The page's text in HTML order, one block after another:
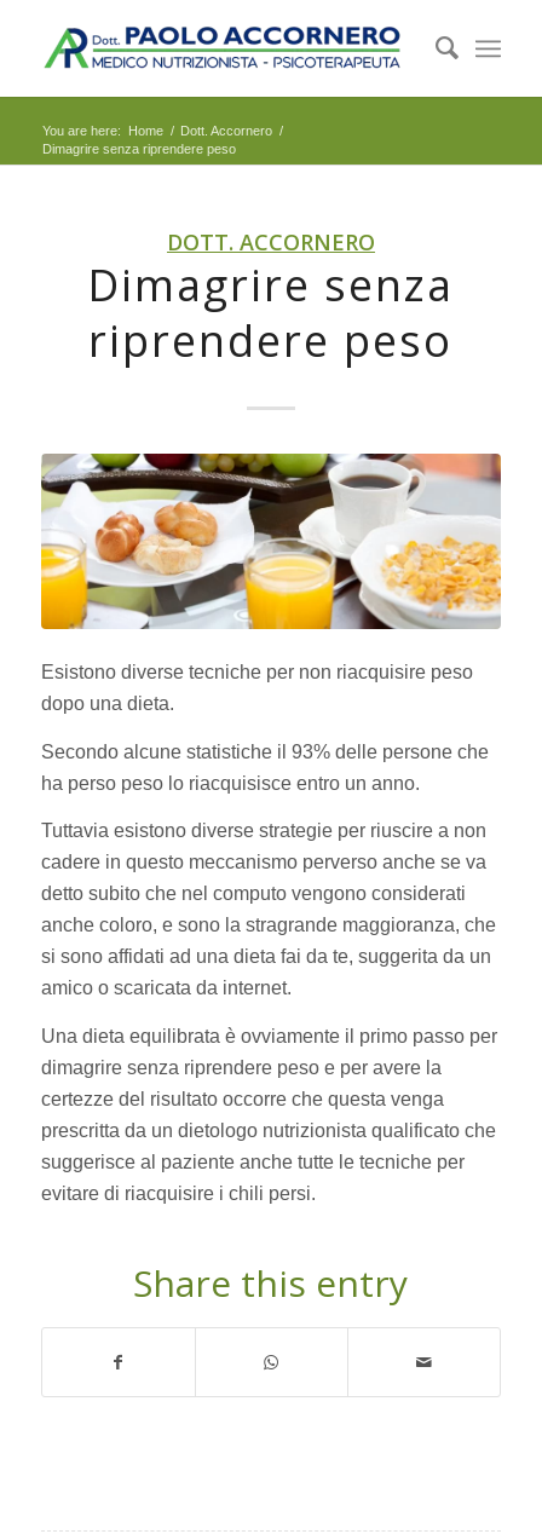
You are here: Home / Dott. Accornero /
Dimagrire senza riprendere peso
DOTT. ACCORNERO
Dimagrire senza
riprendere peso
Esistono diverse tecniche per non riacquisire peso
dopo una dieta.
Secondo alcune statistiche il 93% delle persone che
ha perso peso lo riacquisisce entro un anno.
Tuttavia esistono diverse strategie per riuscire a non
cadere in questo meccanismo perverso anche se va
detto subito che nel computo vengono considerati
anche coloro, e sono la stragrande maggioranza, che
si sono affidati ad una dieta fai da te, suggerita da un
amico o scaricata da internet.
Una dieta equilibrata è ovviamente il primo passo per
dimagrire senza riprendere peso e per avere la
certezze del risultato occorre che questa venga
prescritta da un dietologo nutrizionista qualificato che
suggerisce al paziente anche tutte le tecniche per
evitare di riacquisire i chili persi.
Share this entry